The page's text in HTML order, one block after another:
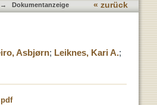
→ Dokumentanzeige « zurück
Asbjørn; Leiknes, Kari A.;